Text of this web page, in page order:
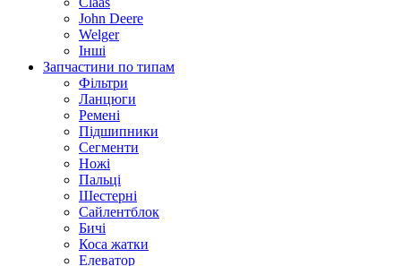
John Deere
Welger
Інші
Запчастини по типам
Фільтри
Ланцюги
Ремені
Підшипники
Сегменти
Ножі
Пальці
Шестерні
Сайлентблок
Бичі
Коса жатки
Елеватор